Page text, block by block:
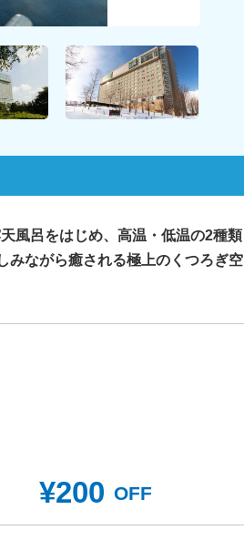
風呂をはじめ、高温・低温の2種類
みながら癒される極上のくつろぎ空
¥200 OFF